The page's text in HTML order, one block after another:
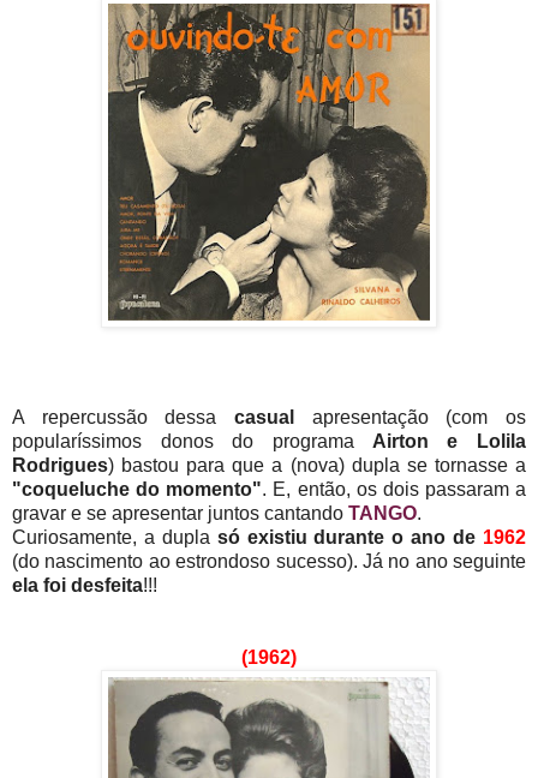
A repercussão dessa casual apresentação (com os
popularíssimos donos do programa Airton e Lolila
Rodrigues) bastou para que a (nova) dupla se tornasse a
"coqueluche do momento". E, então, os dois passaram a
gravar e se apresentar juntos cantando TANGO.
Curiosamente, a dupla só existiu durante o ano de 1962
(do nascimento ao estrondoso sucesso). Já no ano seguinte
ela foi desfeita!!!
(1962)